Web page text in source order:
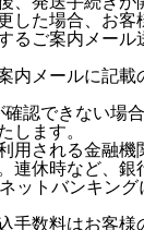
した場合、お
るご案内メール
内メールに記載
確認できない場
します。
用される金融機
連休時など、銀
ットバンキング
手数料はお客様